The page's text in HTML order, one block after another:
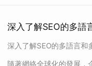
深入了解SEO的多語
深入了解SEO的多語言和
隨著網絡全球化的發展，